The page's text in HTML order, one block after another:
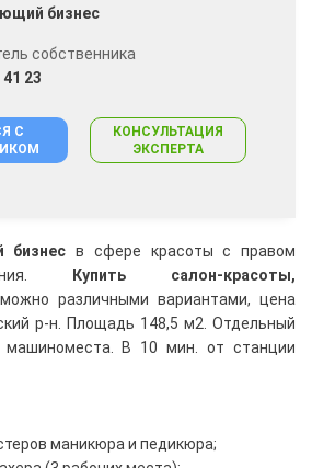
бизнес
собственника
23
С
КОНСУЛЬТАЦИЯ
ЭКСПЕРТА
бизнес в сфере красоты с правом
Купить салон-красоты,
различными вариантами, цена
р-н. Площадь 148,5 м2. Отдельный
машиноместа. В 10 мин. от станции
маникюра и педикюра;